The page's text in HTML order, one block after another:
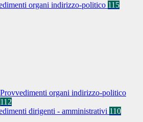
organi indirizzo-politico 115
Provvedimenti organi indirizzo-politico
112
dirigenti - amministrativi 110